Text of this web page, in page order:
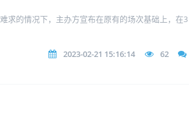
求的情况下，主办方宣布在原有的场次基础上，在3
2023-02-21 15:16:14 62